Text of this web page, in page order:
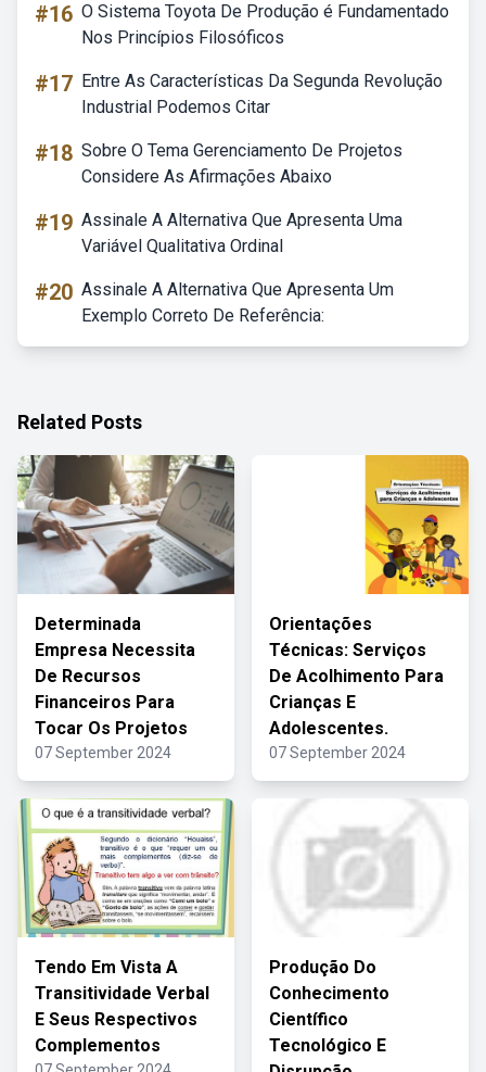
#16 O Sistema Toyota De Produção é Fundamentado
Nos Princípios Filosóficos
#17 Entre As Características Da Segunda Revolução
Industrial Podemos Citar
#18 Sobre O Tema Gerenciamento De Projetos
Considere As Afirmações Abaixo
#19 Assinale A Alternativa Que Apresenta Uma
Variável Qualitativa Ordinal
#20 Assinale A Alternativa Que Apresenta Um
Exemplo Correto De Referência:
Related Posts
Determinada
Empresa Necessita
De Recursos
Financeiros Para
Tocar Os Projetos
07 September 2024
Orientações
Técnicas: Serviços
De Acolhimento Para
Crianças E
Adolescentes.
07 September 2024
Tendo Em Vista A
Transitividade Verbal
E Seus Respectivos
Complementos
Produção Do
Conhecimento
Científico
Tecnológico E